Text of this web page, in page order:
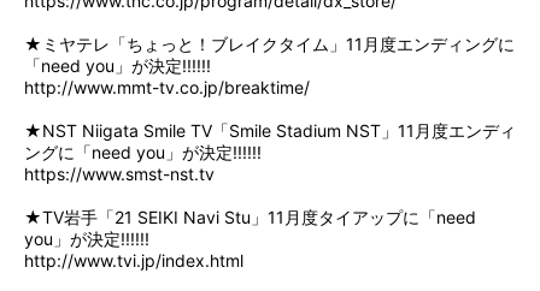
★ミヤテレ「ちょっと！ブレイクタイム」11月度エンディングに
「need you」が決定!!!!!!
http://www.mmt-tv.co.jp/breaktime/
★NST Niigata Smile TV「Smile Stadium NST」11月度エンディ
ングに「need you」が決定!!!!!!
https://www.smst-nst.tv
★TV岩手「21 SEIKI Navi Stu」11月度タイアップに「need
you」が決定!!!!!!
http://www.tvi.jp/index.html